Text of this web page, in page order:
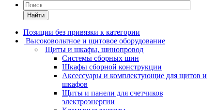
Найти
Позиции без привязки к категории
Высоковольтное и щитовое оборудование
Щиты и шкафы, шинопровод
Системы сборных шин
Шкафы сборной конструкции
Аксессуары и комплектующие для щитов и
шкафов
Щиты и панели для счетчиков
электроэнергии